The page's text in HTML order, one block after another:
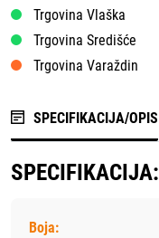
Trgovina Vlaška
Trgovina Središće
Trgovina Varaždin
SPECIFIKACIJA/OPIS
SPECIFIKACIJA:
Boja: